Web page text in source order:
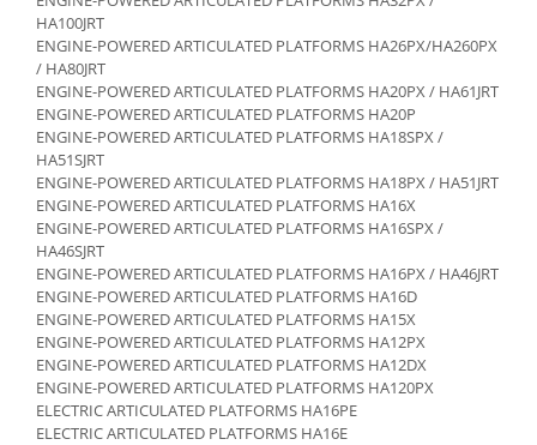
Piese fara categorie
Sepci
Garnituri utilaje
Siguranta
Abtibilduri - Etichete
Girofar
Piese electrice
Cabluri si mufe
Mufe si pini
Piese contact
Contactor 12V
Contactoare 24V
Contactoare 48V
Piese Still
Piese Timberjack
Piese Valmet Valtra
Piese Vogele
Piese Yuchai
Piese Zeppelin
Piese Schaeff
Piese Putzmeister
Piese Mitsubishi
Piese Matbro
Piese Lindner
Piese Kramer
HA100JRT
ENGINE-POWERED ARTICULATED PLATFORMS HA26PX/HA260PX
/ HA80JRT
ENGINE-POWERED ARTICULATED PLATFORMS HA20PX / HA61JRT
ENGINE-POWERED ARTICULATED PLATFORMS HA20P
ENGINE-POWERED ARTICULATED PLATFORMS HA18SPX /
HA51SJRT
ENGINE-POWERED ARTICULATED PLATFORMS HA18PX / HA51JRT
ENGINE-POWERED ARTICULATED PLATFORMS HA16X
ENGINE-POWERED ARTICULATED PLATFORMS HA16SPX /
HA46SJRT
ENGINE-POWERED ARTICULATED PLATFORMS HA16PX / HA46JRT
ENGINE-POWERED ARTICULATED PLATFORMS HA16D
ENGINE-POWERED ARTICULATED PLATFORMS HA15X
ENGINE-POWERED ARTICULATED PLATFORMS HA12PX
ENGINE-POWERED ARTICULATED PLATFORMS HA12DX
ENGINE-POWERED ARTICULATED PLATFORMS HA120PX
ELECTRIC ARTICULATED PLATFORMS HA16PE
ELECTRIC ARTICULATED PLATFORMS HA16E